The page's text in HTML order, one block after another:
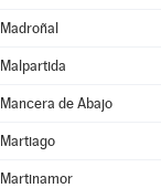
Madroñal
Malpartida
Mancera de Abajo
Martiago
Martinamor